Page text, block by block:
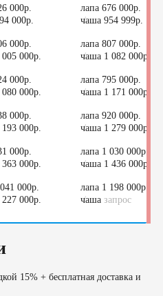
000р.
000р.
лапа 676 000р.
/
чаша 954 999р.
000р.
000р.
лапа 807 000р.
/
чаша 1 082 000р.
000р.
000р.
лапа 795 000р.
/
чаша 1 171 000р.
000р.
000р.
лапа 920 000р.
/
чаша 1 279 000р.
000р.
000р.
лапа 1 030 000р.
/
чаша 1 436 000р.
000р.
000р.
лапа 1 198 000р.
/
чаша запрос
15% + бесплатная доставка и